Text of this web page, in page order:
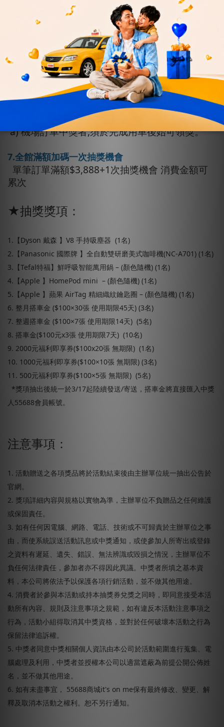
4. 訂閱日、夜間70元大禮包(售價$2,170)
5. 訂閱日、夜間40元大禮包(售價$2,520)
6.【訂閱3500元全時段搭車金】每月贈即享券
500元(售價$3,500)
6.機場接送服務
* 贈潔衣家55折優惠卷一張
* 來回趟同時預約享95折優惠
* 預約單趟: 可享一次抽獎機會 , 來回趟 : 享二
a) 機場訂單中獎者,須於完成用車後始可領獎。
7.全館滿額加碼一次抽獎機會
單筆訂單滿額$3,888+1次抽獎機會 消費金額可
累次
★抽獎獎項：
1.【Dyson 戴森 】V8 手持吸塵器 (1名)
2.【Panasonic 國際牌 】全自動雙研磨美式咖啡機(NC-A701) (1名)
3.【Tefal特福】鮮呼吸智能萬用鍋 – (顏色隨機) (1名)
4.【Apple 】HomePod mini – (顏色隨機) (1名)
5.【Apple 】蘋果 AirTag 精細織紋鑰匙圈 – (顏色隨機) (1名)
6. 整月搭車金 ($100×30張 使用期限45天) (3名)
7. 整週搭車金 ($100×7張 使用期限14天) (5名)
8. 搭車金($100元x3張 使用期限7天) (10名)
9. 2000元福利即享券($100x20張 無期限) (1名)
10. 1000元福利即享券($100×10張 無期限) (3名)
11. 500元福利即享券($100×5張 無期限) (5名)
*獎項抽出後統一於3/17起陸續發送/寄送，搭車金將直接匯入中獎
人55688會員帳號。
注意事項：
1. 活動贈送之各項獎品將於活動結束後由主辦單位統一抽出公告於
官網。
2. 獎項詳細內容與規格以實物為準，主辦單位不負贈品之任何維護
或保固責任。
3. 如有任何因電腦、網路、電話、技術或不可歸責於主辦單位之事
由，而使系統誤送活動訊息或中獎通知，或使參加人所寄出或登錄
之資料有遲延、遺失、錯誤、無法辨識或毀損之情況，主辦單位不
負任何法律責任，參加者亦不得因此異議。中獎者所填之基本資
料，本公司將依法予以保護各項行銷活動，並不做其他用途。
4. 消費者於參與本活動或持本抽獎券兌獎之同時，即同意接受本活
動所有內容、規則及注意事項之規範，如有違反本活動注意事項之
行為，活動小組得取消其中獎資格，並對於任何破壞本活動之行為
保留法律追訴權。
5. 中獎者同意中獎相關個人資訊由本公司於活動範圍進行蒐集、電
腦處理及利用，中獎者並授權本公司以適當遮蔽為前提公開公佈姓
名，並不做其他用途。
6. 如有未盡事宜， 55688商城it's on me保有最終修改、變更、解
釋及取消本活動之權利。恕不另行通知。